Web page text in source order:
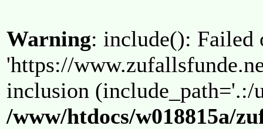
Warning: include(): Failed
'https://
inclusion (include_path='.:/
/www/htdocs/w018815a/